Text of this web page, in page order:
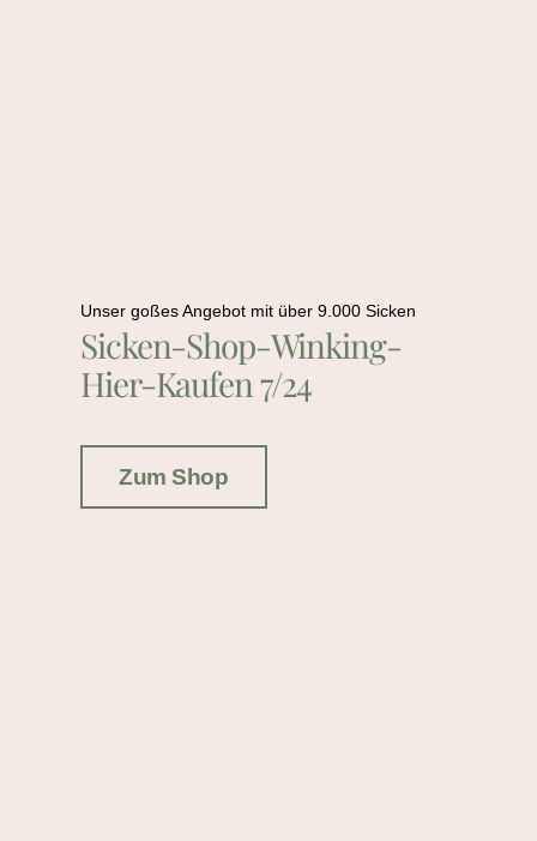
Unser goßes Angebot mit über 9.000 Sicken
Sicken-Shop-Winking-
Hier-Kaufen 7/24
Zum Shop